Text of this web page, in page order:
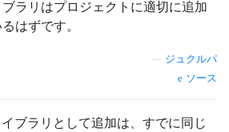
ラリはプロジェクトに適切に追加
はずです。
ジュクルパ
ソース
ブラリとして追加は、すでに同じ